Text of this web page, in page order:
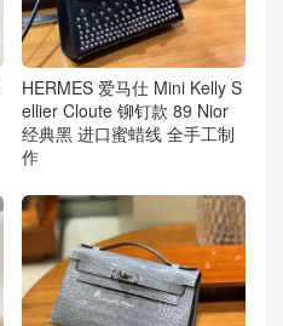
HERMES 爱马仕 Mini Kelly S
ellier Cloute 铆钉款 89 Nior
经典黑 进口蜜蜡线 全手工制
作